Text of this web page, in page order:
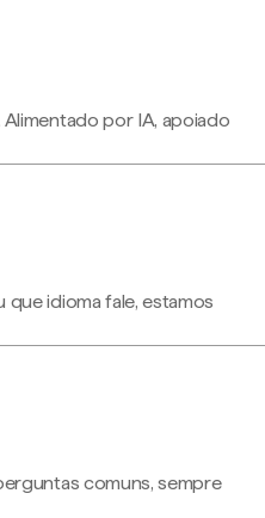
por IA, apoiado
idioma fale, estamos
comuns, sempre